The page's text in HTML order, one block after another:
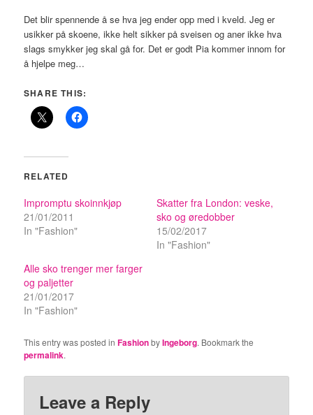
Det blir spennende å se hva jeg ender opp med i kveld. Jeg er
usikker på skoene, ikke helt sikker på sveisen og aner ikke hva
slags smykker jeg skal gå for. Det er godt Pia kommer innom for
å hjelpe meg…
SHARE THIS:
RELATED
Impromptu skoinnkjøp
21/01/2011
In "Fashion"
Skatter fra London: veske,
sko og øredobber
15/02/2017
In "Fashion"
Alle sko trenger mer farger
og paljetter
21/01/2017
In "Fashion"
This entry was posted inFashionbyIngeborg. Bookmark the
permalink.
Leave a Reply